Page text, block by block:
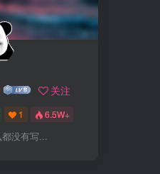
关注
1 6.5W+
没有写...